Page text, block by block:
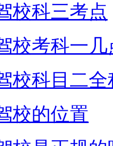
校科三考点
校考科一几
校科目二全
校的位置